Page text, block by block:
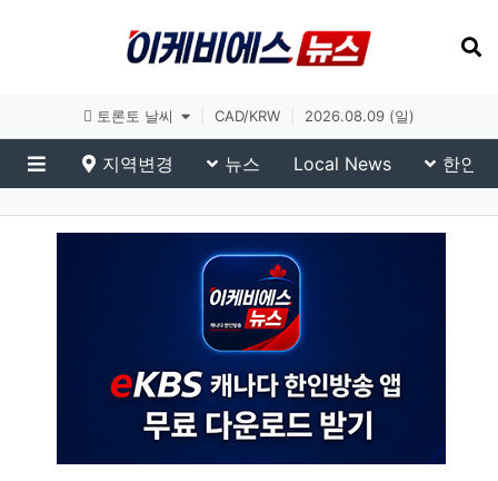
토론토 날씨 CAD/KRW 2026.08.09 (일)
메뉴
지역변경 뉴스 Local News 한인
eKBS News